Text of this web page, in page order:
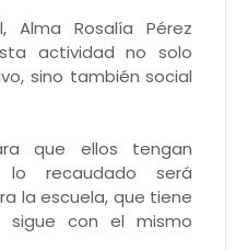
Alma Rosalía Pérez
actividad no solo
sino también social
que ellos tengan
lo recaudado será
la escuela, que tiene
con el mismo